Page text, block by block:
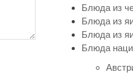
Блюда из
Блюда из
Блюда из
Блюда